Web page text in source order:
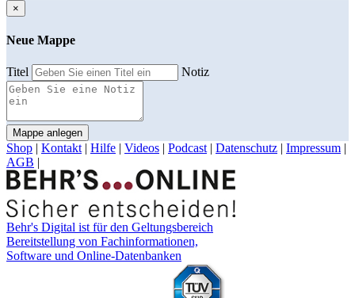
×
Neue Mappe
Titel Notiz
Mappe anlegen
Shop | Kontakt | Hilfe | Videos | Podcast | Datenschutz | Impressum |
AGB |
Behr's Digital ist für den Geltungsbereich
Bereitstellung von Fachinformationen,
Software und Online-Datenbanken